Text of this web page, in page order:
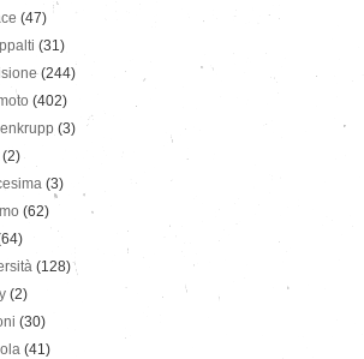
(47)
(31)
(244)
(402)
(3)
(2)
(3)
(62)
(128)
(2)
(30)
(41)